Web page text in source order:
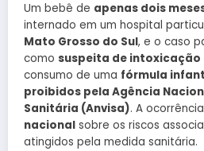
Um bebê de apenas dois
internado em um hospital
Mato Grosso do Sul, e o caso
como suspeita de
consumo de uma fórmula
proibidos pela Agência
Sanitária (Anvisa). A
nacional sobre os riscos
atingidos pela medida sanitária.